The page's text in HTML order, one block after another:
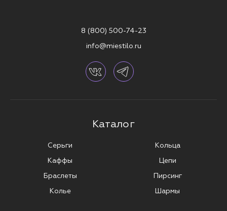
8 (800) 500-74-23
info@miestilo.ru
Каталог
Серьги
Каффы
Браслеты
Колье
Кольца
Цепи
Пирсинг
Шармы